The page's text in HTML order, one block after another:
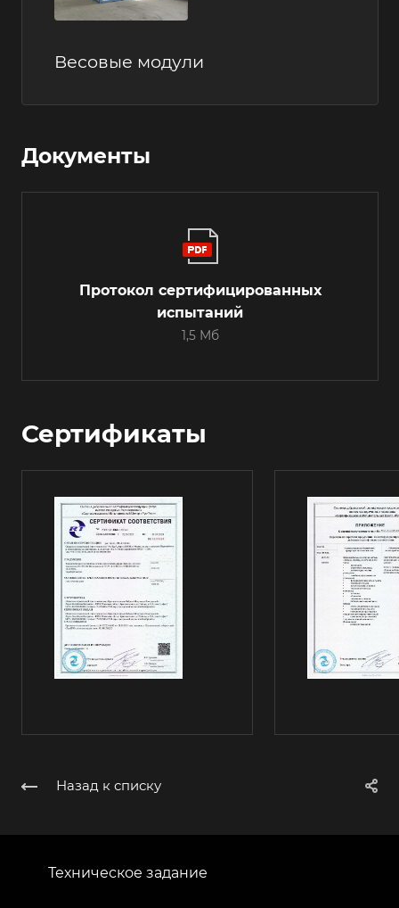
Весовые модули
Документы
Протокол сертифицированных
испытаний
1,5 Мб
Сертификаты
Назад к списку
Техническое задание